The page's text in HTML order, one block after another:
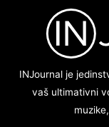
INJournal je
vaš ultimativni